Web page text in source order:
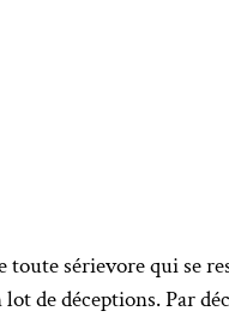
sérievore qui se
de déceptions. Par